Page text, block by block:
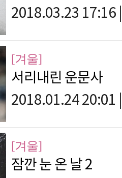
2018.03.23 17:16
[겨울]
서리내린 운문사
2018.01.24 20:01
[겨울]
잠깐 눈 온 날 2